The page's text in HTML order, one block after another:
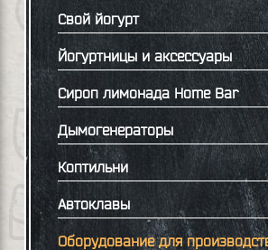
Свой йогурт
Йогуртницы и аксессуары
Сироп лимонада Home Bar
Дымогенераторы
Коптильни
Автоклавы
Оборудование для